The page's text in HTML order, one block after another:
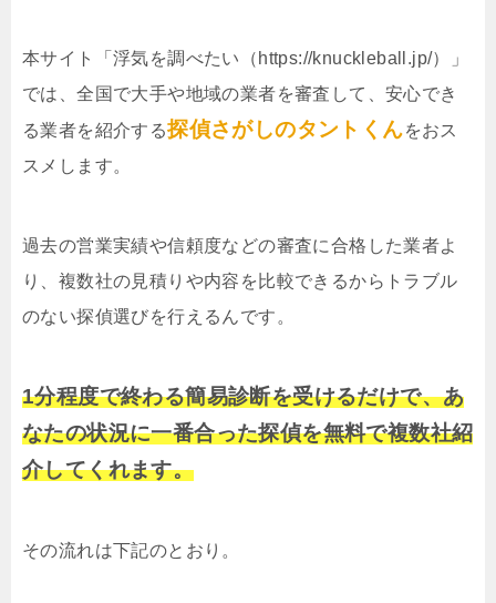
本サイト「浮気を調べたい（https://knuckleball.jp/）」
では、全国で大手や地域の業者を審査して、安心でき
る業者を紹介する探偵さがしのタントくんをおス
スメします。
過去の営業実績や信頼度などの審査に合格した業者よ
り、複数社の見積りや内容を比較できるからトラブル
のない探偵選びを行えるんです。
1分程度で終わる簡易診断を受けるだけで、あ
なたの状況に一番合った探偵を無料で複数社紹
介してくれます。
その流れは下記のとおり。